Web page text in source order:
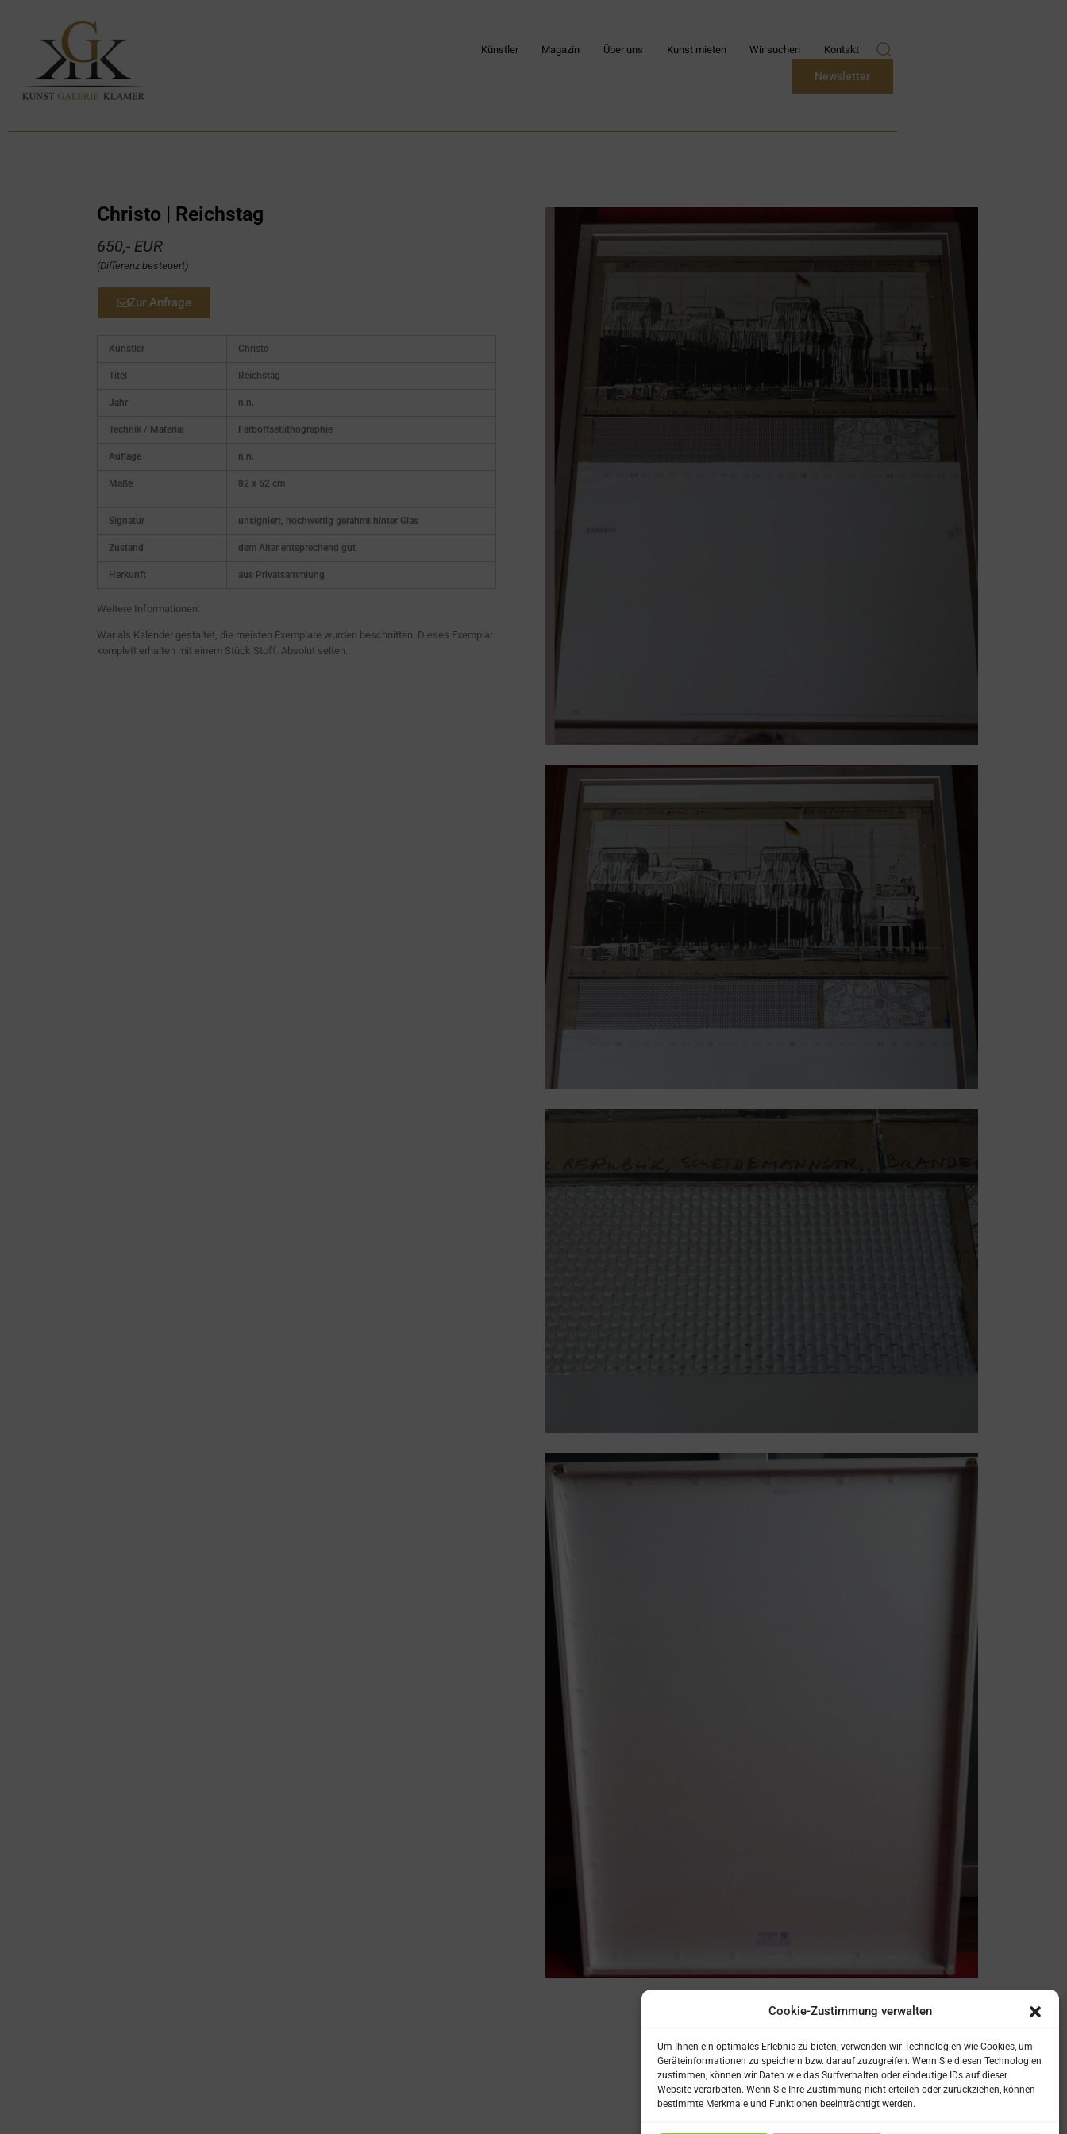
Cookie-Zustimmung verwalten
Um Ihnen ein optimales Erlebnis zu bieten, verwenden wir Technologien wie Cookies, um
Geräteinformationen zu speichern bzw. darauf zuzugreifen. Wenn Sie diesen Technologien
zustimmen, können wir Daten wie das Surfverhalten oder eindeutige IDs auf dieser
Website verarbeiten. Wenn Sie Ihre Zustimmung nicht erteilen oder zurückziehen, können
bestimmte Merkmale und Funktionen beeinträchtigt werden.
Künstler Magazin Über uns Kunst mieten Wir suchen Kontakt
Newsletter
Christo | Reichstag
650,- EUR
(Differenz besteuert)
Zur Anfrage
Künstler Christo
Titel Reichstag
Jahr n.n.
Technik / Material Farboffsetlithographie
Auflage n.n.
Maße 82 x 62 cm
Signatur unsigniert, hochwertig gerahmt hinter Glas
Zustand dem Alter entsprechend gut
Herkunft aus Privatsammlung
Weitere Informationen:
War als Kalender gestaltet, die meisten Exemplare wurden beschnitten. Dieses Exemplar
komplett erhalten mit einem Stück Stoff. Absolut selten.